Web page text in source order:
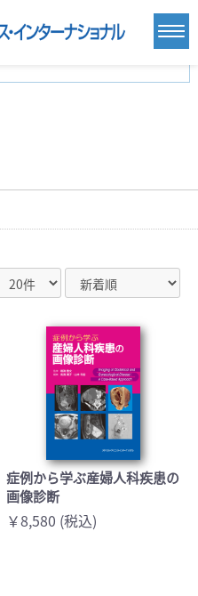
(407)
マルチメディア(0)
症例から学ぶ産婦人科疾患の
画像診断
￥8,580 (税込)